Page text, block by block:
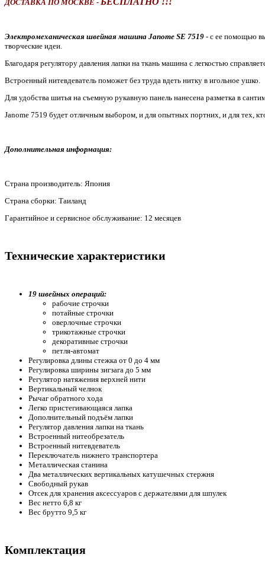
ДОСТАВКА ПО МОСКВЕ -
Электромеханическая швейная машина Janome SE 7519 - с ее помощью
творческие идеи.
Благодаря регулятору давления лапки на ткань машина с легкостью
Встроенный нитевдеватель поможет без труда вдеть нитку в игольное ушко.
Для удобства шитья на съемную рукавную панель нанесена разметка в
Janome 7519 будет отличным выбором, и для опытных портних, и для тех,
Дополнительная информация:
Страна производитель: Япония
Страна сборки: Таиланд
Гарантийное и сервисное обслуживание: 12 месяцев
Технические характеристики
19 швейных операций:
рабочие строчки
потайные строчки
оверлочные строчки
трикотажные строчки
декоративные строчки
петля-автомат
Регулировка длины стежка от 0 до 4 мм
Регулировка ширины зигзага до 5 мм
Регулятор натяжения верхней нити
Вертикальный челнок
Рычаг обратного хода
Легко пристегивающаяся лапка
Дополнительный подъём лапки
Регулятор давления лапки на ткань
Встроенный нитеобрезатель
Встроенный нитевдеватель
Переключатель нижнего транспортера
Металлическая станина
Два металлических вертикальных катушечных стержня
Свободный рукав
Отсек для хранения аксессуаров с держателями для шпулек
Вес нетто 6,8 кг
Вес брутто 9,5 кг
Комплектация